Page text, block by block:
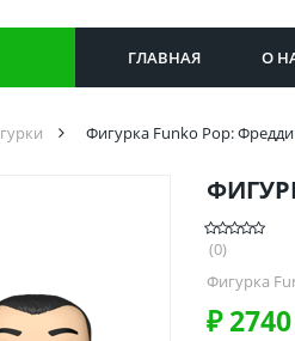
ГЛАВНАЯ О
Фигурка Funko Pop:
(0)
Фигурка
₽ 2740